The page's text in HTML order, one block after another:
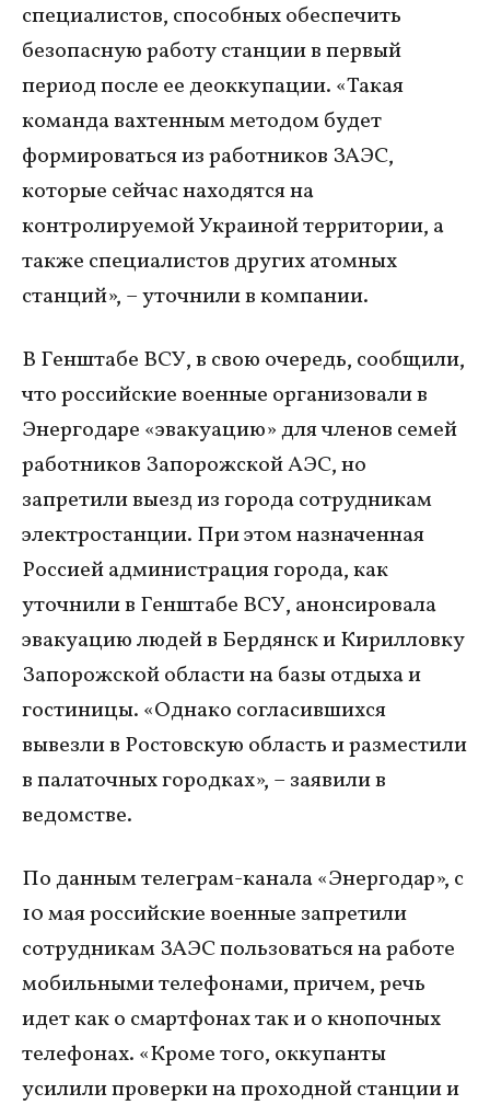
специалистов, способных обеспечить
безопасную работу станции в первый
период после ее деоккупации. «Такая
команда вахтенным методом будет
формироваться из работников ЗАЭС,
которые сейчас находятся на
контролируемой Украиной территории, а
также специалистов других атомных
станций», – уточнили в компании.
В Генштабе ВСУ, в свою очередь, сообщили,
что российские военные организовали в
Энергодаре «эвакуацию» для членов семей
работников Запорожской АЭС, но
запретили выезд из города сотрудникам
электростанции. При этом назначенная
Россией администрация города, как
уточнили в Генштабе ВСУ, анонсировала
эвакуацию людей в Бердянск и Кирилловку
Запорожской области на базы отдыха и
гостиницы. «Однако согласившихся
вывезли в Ростовскую область и разместили
в палаточных городках», – заявили в
ведомстве.
По данным телеграм-канала «Энергодар», с
10 мая российские военные запретили
сотрудникам ЗАЭС пользоваться на работе
мобильными телефонами, причем, речь
идет как о смартфонах так и о кнопочных
телефонах. «Кроме того, оккупанты
усилили проверки на проходной станции и